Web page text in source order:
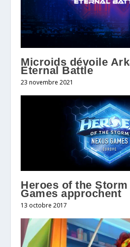
Microids dévoile
Eternal Battle
23 novembre 2021
Heroes of the
Games approchent
13 octobre 2017